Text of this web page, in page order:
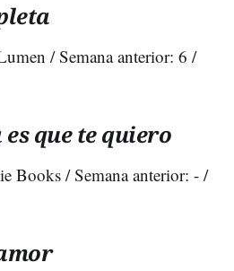
/ Semana anterior: 6 /
que te quiero
Books / Semana anterior: - /